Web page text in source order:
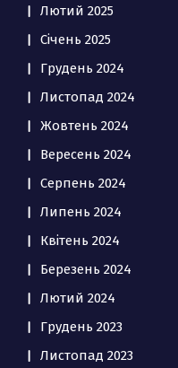
Лютий 2025
Січень 2025
Грудень 2024
Листопад 2024
Жовтень 2024
Вересень 2024
Серпень 2024
Липень 2024
Квітень 2024
Березень 2024
Лютий 2024
Грудень 2023
Листопад 2023